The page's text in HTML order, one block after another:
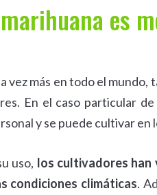
es
vez más en todo el
En el caso particular
y se puede cultivar en
uso, los cultivadores han
condiciones climáticas.